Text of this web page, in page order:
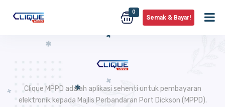
0
Semak & Bayar!
Clique MPPD adalah aplikasi sehenti untuk pembayaran
elektronik kepada Majlis Perbandaran Port Dickson (MPPD).